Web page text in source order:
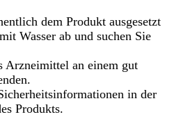
dem Produkt ausgesetzt
Wasser ab und suchen Sie
Arzneimittel an einem gut
in der
Produkts.